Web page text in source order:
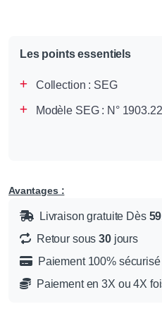
Les points essentiels
Collection : SEG
Modèle SEG : N°
Avantages :
Livraison gratuite Dès
Retour sous30jours
Paiement 100% sécurisé
Paiement en 3X ou 4X